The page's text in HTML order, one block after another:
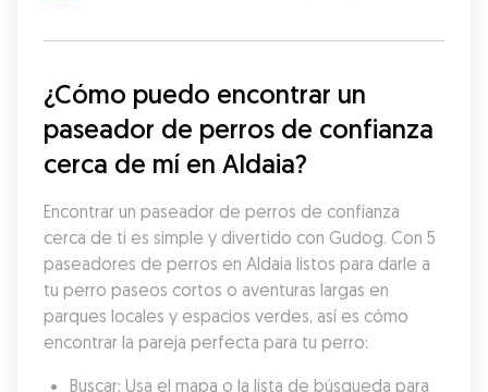
¿Cómo puedo encontrar un
paseador de perros de confianza
cerca de mí en Aldaia?
Encontrar un paseador de perros de confianza
cerca de ti es simple y divertido con Gudog. Con 5
paseadores de perros en Aldaia listos para darle a
tu perro paseos cortos o aventuras largas en
parques locales y espacios verdes, así es cómo
encontrar la pareja perfecta para tu perro:
Buscar: Usa el mapa o la lista de búsqueda para